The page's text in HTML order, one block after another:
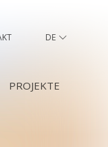
DE
PROJEKTE